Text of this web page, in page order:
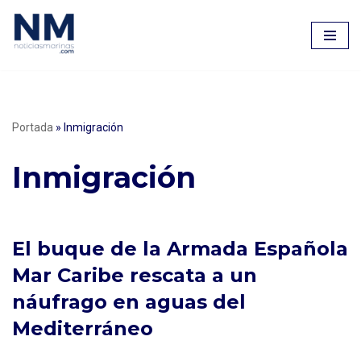
Saltar
Portada » Inmigración
Inmigración
El buque de la Armada Española
Mar Caribe rescata a un
náufrago en aguas del
Mediterráneo